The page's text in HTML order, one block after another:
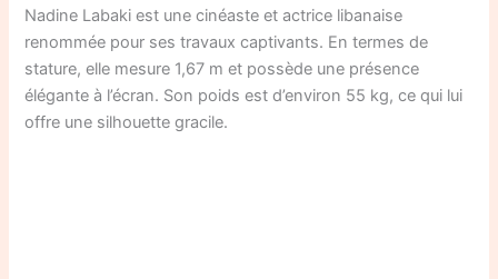
Nadine Labaki est une cinéaste et actrice libanaise
renommée pour ses travaux captivants. En termes de
stature, elle mesure 1,67 m et possède une présence
élégante à l’écran. Son poids est d’environ 55 kg, ce qui lui
offre une silhouette gracile.